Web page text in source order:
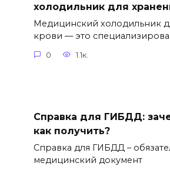
холодильник для
Медицинский холодильник
крови — это
0 1.1к.
Справка для ГИБДД:
как получить?
Справка для ГИБДД –
медицинский документ